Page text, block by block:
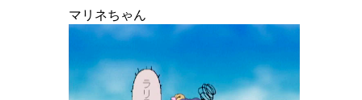
マリネちゃん